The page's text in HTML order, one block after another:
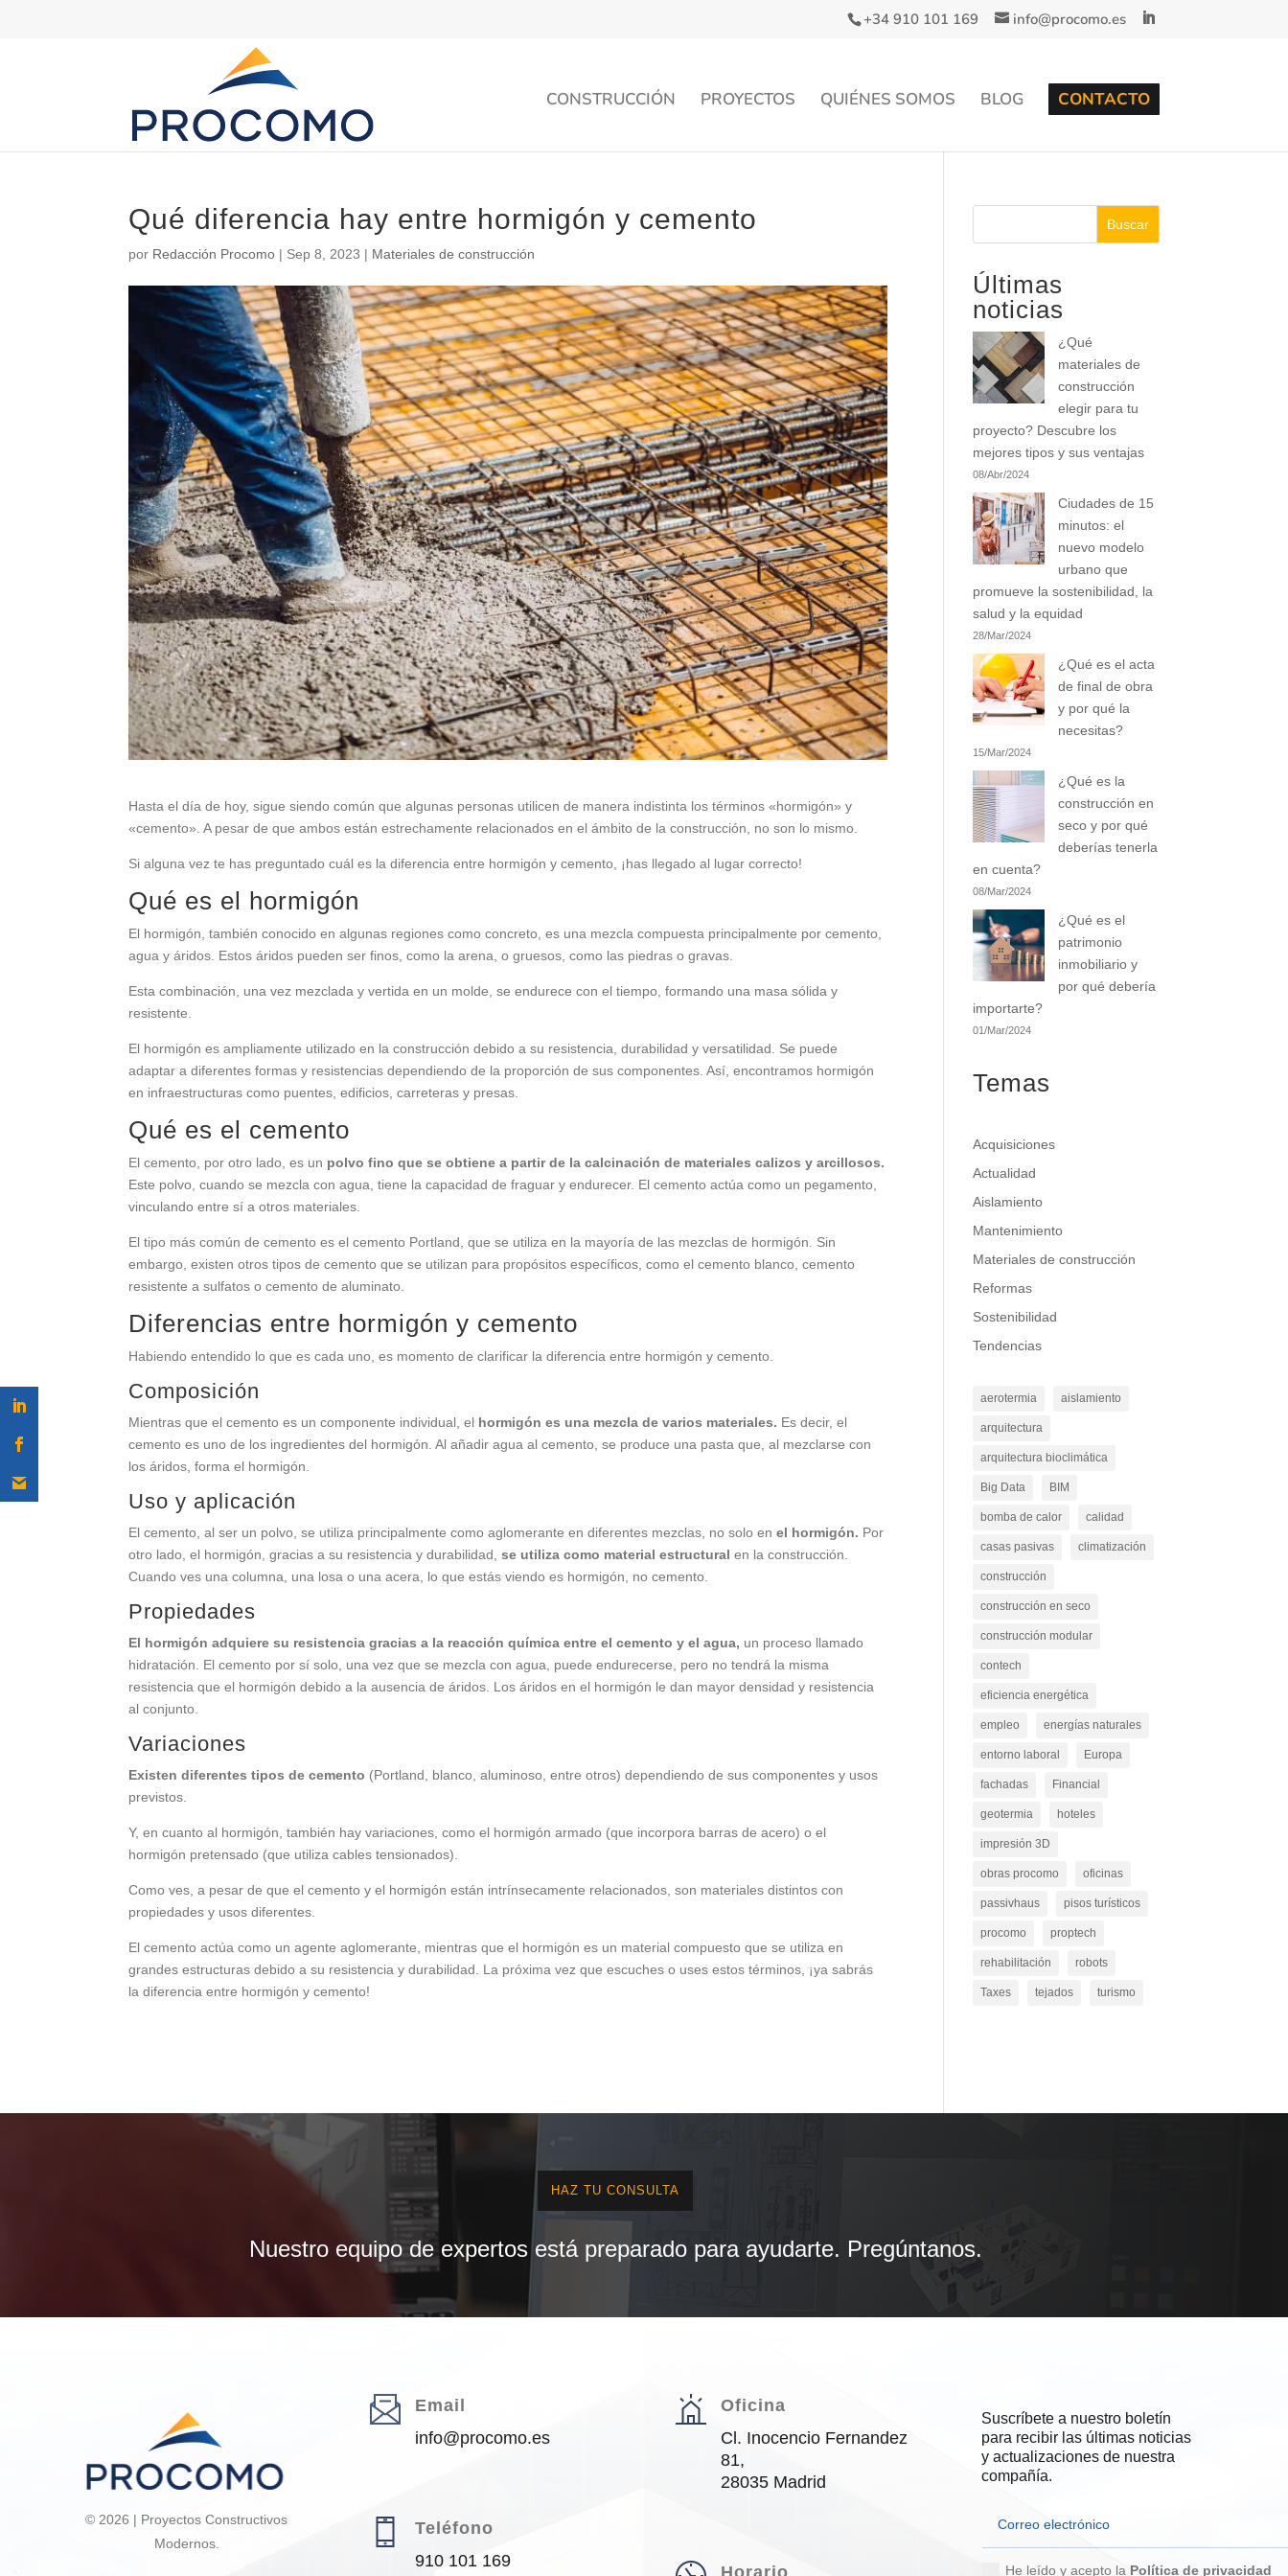
+34 910 101 169 info@procomo.es
CONSTRUCCIÓN PROYECTOS QUIÉNES SOMOS BLOG CONTACTO
Qué diferencia hay entre hormigón y cemento
por Redacción Procomo | Sep 8, 2023 | Materiales de construcción
Hasta el día de hoy, sigue siendo común que algunas personas utilicen de manera indistinta los términos «hormigón» y
«cemento». A pesar de que ambos están estrechamente relacionados en el ámbito de la construcción, no son lo mismo.
Si alguna vez te has preguntado cuál es la diferencia entre hormigón y cemento, ¡has llegado al lugar correcto!
Qué es el hormigón
El hormigón, también conocido en algunas regiones como concreto, es una mezcla compuesta principalmente por cemento,
agua y áridos. Estos áridos pueden ser finos, como la arena, o gruesos, como las piedras o gravas.
Esta combinación, una vez mezclada y vertida en un molde, se endurece con el tiempo, formando una masa sólida y
resistente.
El hormigón es ampliamente utilizado en la construcción debido a su resistencia, durabilidad y versatilidad. Se puede
adaptar a diferentes formas y resistencias dependiendo de la proporción de sus componentes. Así, encontramos hormigón
en infraestructuras como puentes, edificios, carreteras y presas.
Qué es el cemento
El cemento, por otro lado, es un polvo fino que se obtiene a partir de la calcinación de materiales calizos y arcillosos.
Este polvo, cuando se mezcla con agua, tiene la capacidad de fraguar y endurecer. El cemento actúa como un pegamento,
vinculando entre sí a otros materiales.
El tipo más común de cemento es el cemento Portland, que se utiliza en la mayoría de las mezclas de hormigón. Sin
embargo, existen otros tipos de cemento que se utilizan para propósitos específicos, como el cemento blanco, cemento
resistente a sulfatos o cemento de aluminato.
Diferencias entre hormigón y cemento
Habiendo entendido lo que es cada uno, es momento de clarificar la diferencia entre hormigón y cemento.
Composición
Mientras que el cemento es un componente individual, el hormigón es una mezcla de varios materiales. Es decir, el
cemento es uno de los ingredientes del hormigón. Al añadir agua al cemento, se produce una pasta que, al mezclarse con
los áridos, forma el hormigón.
Uso y aplicación
El cemento, al ser un polvo, se utiliza principalmente como aglomerante en diferentes mezclas, no solo enel hormigón. Por
otro lado, el hormigón, gracias a su resistencia y durabilidad, se utiliza como material estructural en la construcción.
Cuando ves una columna, una losa o una acera, lo que estás viendo es hormigón, no cemento.
Propiedades
El hormigón adquiere su resistencia gracias a la reacción química entre el cemento y el agua, un proceso llamado
hidratación. El cemento por sí solo, una vez que se mezcla con agua, puede endurecerse, pero no tendrá la misma
resistencia que el hormigón debido a la ausencia de áridos. Los áridos en el hormigón le dan mayor densidad y resistencia
al conjunto.
Variaciones
Existen diferentes tipos de cemento (Portland, blanco, aluminoso, entre otros) dependiendo de sus componentes y usos
previstos.
Y, en cuanto al hormigón, también hay variaciones, como el hormigón armado (que incorpora barras de acero) o el
hormigón pretensado (que utiliza cables tensionados).
Como ves, a pesar de que el cemento y el hormigón están intrínsecamente relacionados, son materiales distintos con
propiedades y usos diferentes.
El cemento actúa como un agente aglomerante, mientras que el hormigón es un material compuesto que se utiliza en
grandes estructuras debido a su resistencia y durabilidad. La próxima vez que escuches o uses estos términos, ¡ya sabrás
la diferencia entre hormigón y cemento!
Buscar
Últimas
noticias
¿Qué
materiales de
construcción
elegir para tu
proyecto? Descubre los
mejores tipos y sus ventajas
08/Abr/2024
Ciudades de 15
minutos: el
nuevo modelo
urbano que
promueve la sostenibilidad, la
salud y la equidad
28/Mar/2024
¿Qué es el acta
de final de obra
y por qué la
necesitas?
15/Mar/2024
¿Qué es la
construcción en
seco y por qué
deberías tenerla
en cuenta?
08/Mar/2024
¿Qué es el
patrimonio
inmobiliario y
por qué debería
importarte?
01/Mar/2024
Temas
Acquisiciones
Actualidad
Aislamiento
Mantenimiento
Materiales de construcción
Reformas
Sostenibilidad
Tendencias
aerotermia aislamiento
arquitectura
arquitectura bioclimática
Big Data BIM
bomba de calor calidad
casas pasivas climatización
construcción
construcción en seco
construcción modular
contech
eficiencia energética
empleo energías naturales
entorno laboral Europa
fachadas Financial
geotermia hoteles
impresión 3D
obras procomo oficinas
passivhaus pisos turísticos
procomo proptech
rehabilitación robots
Taxes tejados turismo
HAZ TU CONSULTA
Nuestro equipo de expertos está preparado para ayudarte. Pregúntanos.
© 2026 | Proyectos Constructivos
Modernos.
Email
info@procomo.es
Teléfono
910 101 169
Oficina
Cl. Inocencio Fernandez
81,
28035 Madrid
Suscríbete a nuestro boletín
para recibir las últimas noticias
y actualizaciones de nuestra
compañía.
He leído y acepto la Política de privacidad